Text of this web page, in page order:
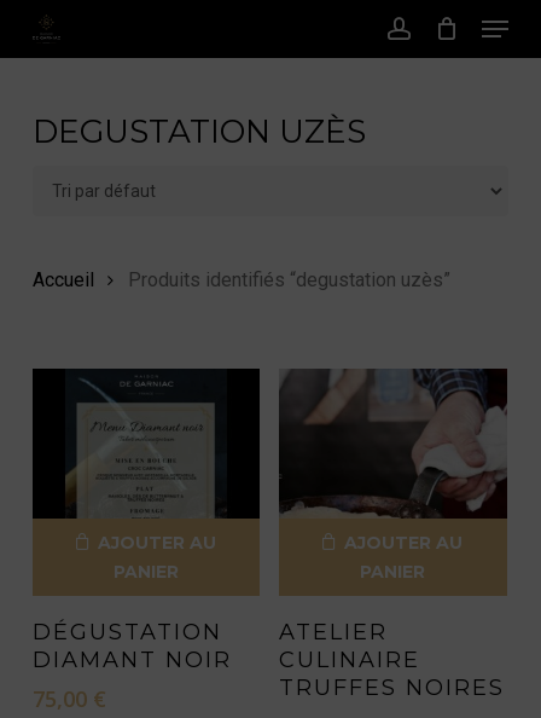
Passer
principal
Compte
Menu
DEGUSTATION UZÈS
Accueil Produits identifiés “degustation uzès”
AJOUTER AU
PANIER
DÉGUSTATION
DIAMANT NOIR
75,00 €
AJOUTER AU
PANIER
ATELIER
CULINAIRE
TRUFFES NOIRES